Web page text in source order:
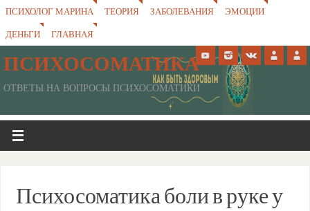
ПСИХОЛОГ МАРИНА ТЕОРИЯ ЗАБОЛЕВАНИЯ
ЭМОЦИИ
ДЕНЬГИ
ГЛАВНАЯ
ПСИХОСОМАТИКА
ОТВЕТЫ НА ВОПРОСЫ ПСИХОСОМАТИКИ
Психосоматика боли в руке у